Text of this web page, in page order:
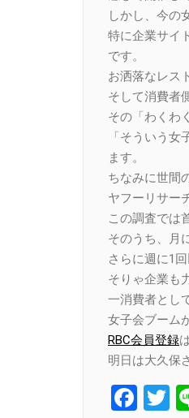
しかし、今の
特に企業サイ
です。
お洒落なレス
そして消費者
その「わくわ
「そういう
ます。
ちなみに世間
ヤフーリサー
この調査では
そのうち、月
さらに週に1
そりゃ企業も
一消費者とし
女子会ブーム
RBC会員登録
明日は大久保